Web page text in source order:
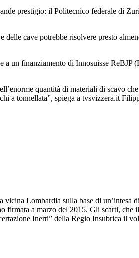
prestigio: il Politecnico federale di
cave potrebbe risolvere presto
un finanziamento di Innosuisse
quantità di materiali di scavo
a tonnellata”, spiega a tvsvizzera.it
Lombardia sulla base di un’intesa
a marzo del 2015. Gli scarti, che
Inerti” della Regio Insubrica il